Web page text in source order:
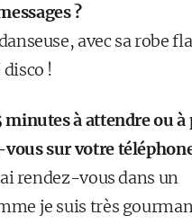
?
avec sa robe
disco !
minutes à attendre ou à
sur votre
rendez-vous dans un
je suis très